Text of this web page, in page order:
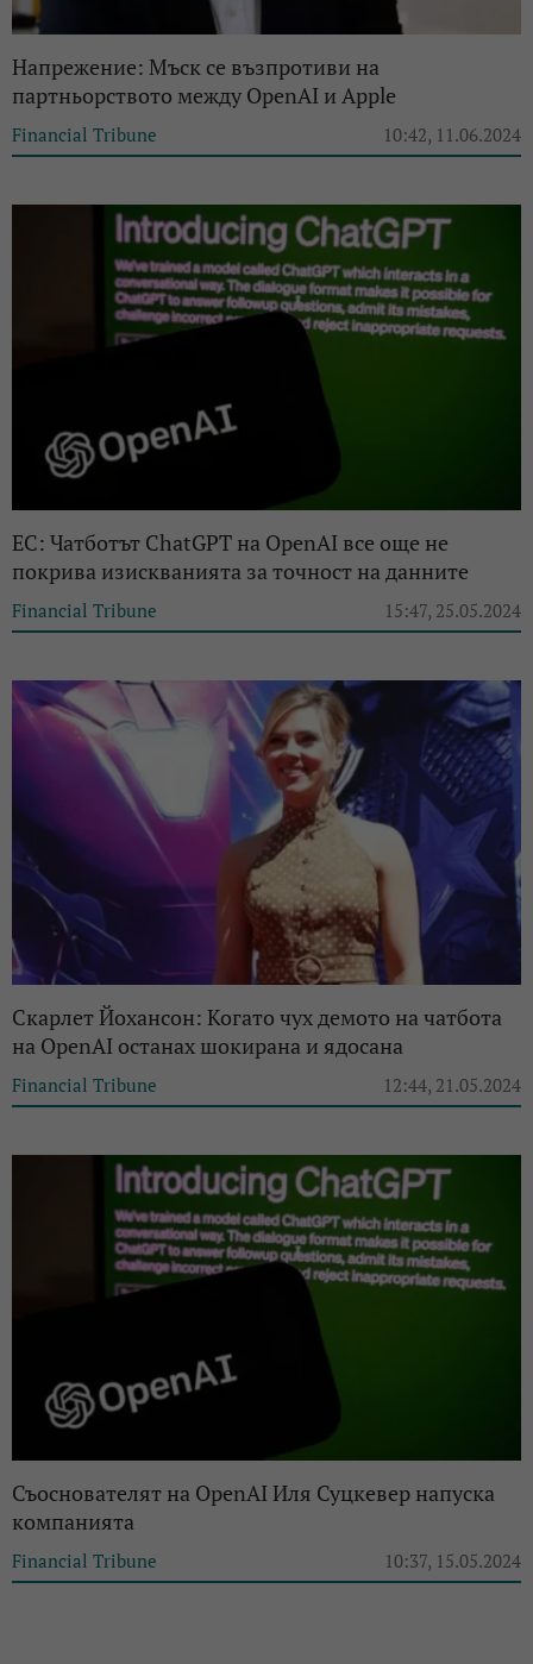
Напрежение: Мъск се възпротиви на
партньорството между OpenAI и Apple
Financial Tribune 10:42, 11.06.2024
ЕС: Чатботът ChatGPT на OpenAI все още не
покрива изискванията за точност на данните
Financial Tribune 15:47, 25.05.2024
Скарлет Йохансон: Когато чух демото на чатбота
на OpenAI останах шокирана и ядосана
Financial Tribune 12:44, 21.05.2024
Съоснователят на OpenAI Иля Суцкевер напуска
компанията
Financial Tribune 10:37, 15.05.2024